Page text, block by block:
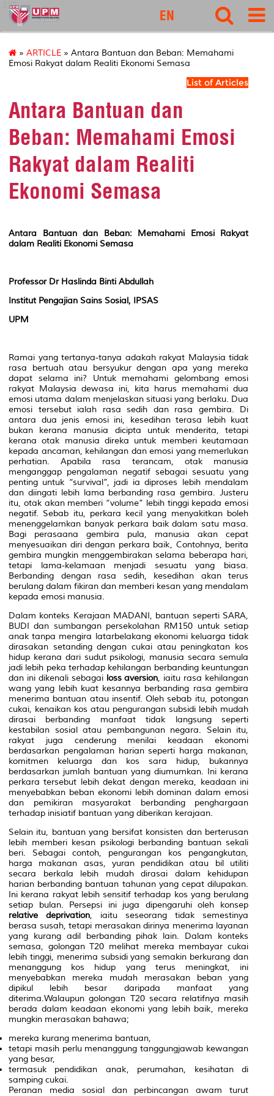
127
EN
» ARTICLE » Antara Bantuan dan Beban: Memahami
Emosi Rakyat dalam Realiti Ekonomi Semasa
List of Articles
Antara Bantuan dan
Beban: Memahami Emosi
Rakyat dalam Realiti
Ekonomi Semasa
Antara Bantuan dan Beban: Memahami Emosi Rakyat
dalam Realiti Ekonomi Semasa
Professor Dr Haslinda Binti Abdullah
Institut Pengajian Sains Sosial, IPSAS
UPM
Ramai yang tertanya-tanya adakah rakyat Malaysia tidak
rasa bertuah atau bersyukur dengan apa yang mereka
dapat selama ini? Untuk memahami gelombang emosi
rakyat Malaysia dewasa ini, kita harus memahami dua
emosi utama dalam menjelaskan situasi yang berlaku. Dua
emosi tersebut ialah rasa sedih dan rasa gembira. Di
antara dua jenis emosi ini, kesedihan terasa lebih kuat
bukan kerana manusia dicipta untuk menderita, tetapi
kerana otak manusia direka untuk memberi keutamaan
kepada ancaman, kehilangan dan emosi yang memerlukan
perhatian. Apabila rasa terancam, otak manusia
menganggap pengalaman negatif sebagai sesuatu yang
penting untuk “survival”, jadi ia diproses lebih mendalam
dan diingati lebih lama berbanding rasa gembira. Justeru
itu, otak akan memberi “volume” lebih tinggi kepada emosi
negatif. Sebab itu, perkara kecil yang menyakitkan boleh
menenggelamkan banyak perkara baik dalam satu masa.
Bagi perasaana gembira pula, manusia akan cepat
menyesuaikan diri dengan perkara baik, Contohnya, berita
gembira mungkin menggembirakan selama beberapa hari,
tetapi lama-kelamaan menjadi sesuatu yang biasa.
Berbanding dengan rasa sedih, kesedihan akan terus
berulang dalam fikiran dan memberi kesan yang mendalam
kepada emosi manusia.
Dalam konteks Kerajaan MADANI, bantuan seperti SARA,
BUDI dan sumbangan persekolahan RM150 untuk setiap
anak tanpa mengira latarbelakang ekonomi keluarga tidak
dirasakan setanding dengan cukai atau peningkatan kos
hidup kerana dari sudut psikologi, manusia secara semula
jadi lebih peka terhadap kehilangan berbanding keuntungan
dan ini dikenali sebagai loss aversion, iaitu rasa kehilangan
wang yang lebih kuat kesannya berbanding rasa gembira
menerima bantuan atau insentif. Oleh sebab itu, potongan
cukai, kenaikan kos atau pengurangan subsidi lebih mudah
dirasai berbanding manfaat tidak langsung seperti
kestabilan sosial atau pembangunan negara. Selain itu,
rakyat juga cenderung menilai keadaan ekonomi
berdasarkan pengalaman harian seperti harga makanan,
komitmen keluarga dan kos sara hidup, bukannya
berdasarkan jumlah bantuan yang diumumkan. Ini kerana
perkara tersebut lebih dekat dengan mereka, keadaan ini
menyebabkan beban ekonomi lebih dominan dalam emosi
dan pemikiran masyarakat berbanding penghargaan
terhadap inisiatif bantuan yang diberikan kerajaan.
Selain itu, bantuan yang bersifat konsisten dan berterusan
lebih memberi kesan psikologi berbanding bantuan sekali
beri. Sebagai contoh, pengurangan kos pengangkutan,
harga makanan asas, yuran pendidikan atau bil utiliti
secara berkala lebih mudah dirasai dalam kehidupan
harian berbanding bantuan tahunan yang cepat dilupakan.
Ini kerana rakyat lebih sensitif terhadap kos yang berulang
setiap bulan. Persepsi ini juga dipengaruhi oleh konsep
relative deprivation, iaitu seseorang tidak semestinya
berasa susah, tetapi merasakan dirinya menerima layanan
yang kurang adil berbanding pihak lain. Dalam konteks
semasa, golongan T20 melihat mereka membayar cukai
lebih tinggi, menerima subsidi yang semakin berkurang dan
menanggung kos hidup yang terus meningkat, ini
menyebabkan mereka mudah merasakan beban yang
dipikul lebih besar daripada manfaat yang
diterima.Walaupun golongan T20 secara relatifnya masih
berada dalam keadaan ekonomi yang lebih baik, mereka
mungkin merasakan bahawa;
mereka kurang menerima bantuan,
tetapi masih perlu menanggung tanggungjawab kewangan
yang besar,
termasuk pendidikan anak, perumahan, kesihatan di
samping cukai.
Peranan media sosial dan perbincangan awam turut